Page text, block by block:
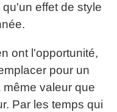
qu'un effet de style
ont l'opportunité,
pour un
même valeur que
Par les temps qui